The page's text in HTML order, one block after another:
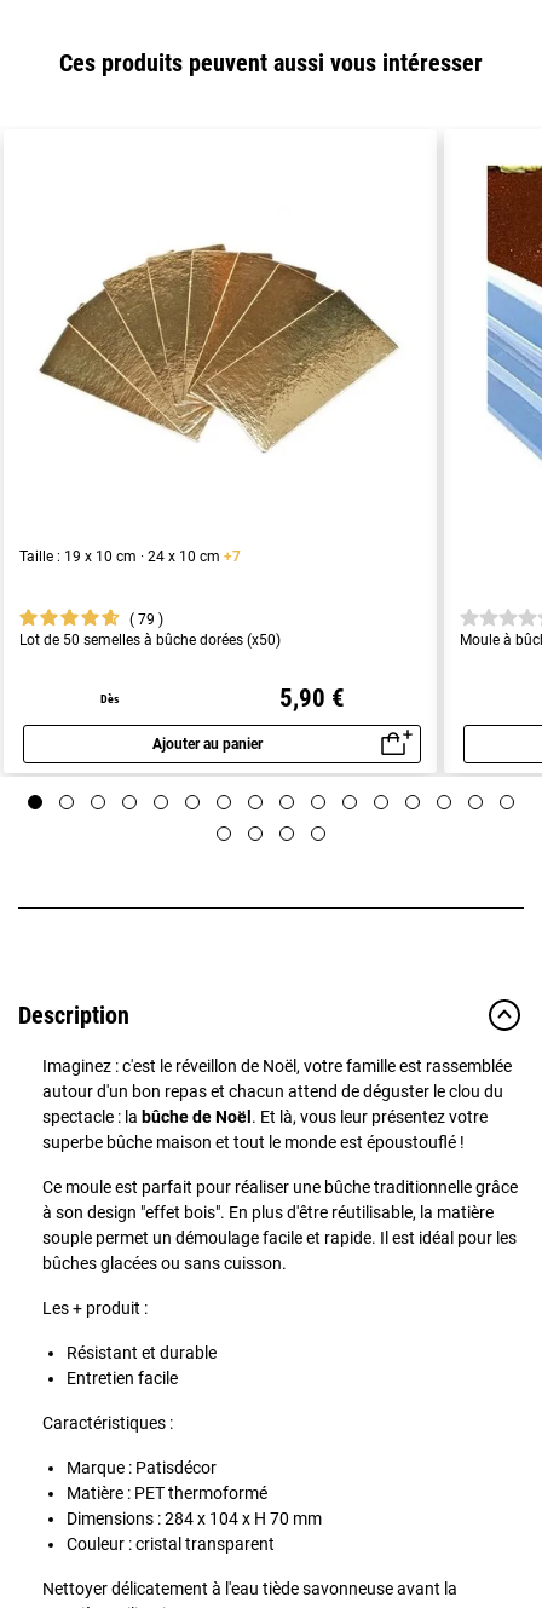
Ces produits peuvent aussi vous intéresser
Taille : 19 x 10 cm · 24 x 10 cm +7
79
Lot de 50 semelles à bûche dorées (x50)
Dès 5,90 €
Ajouter au panier
Aperçu rapide
Moule à
Description
Imaginez : c'est le réveillon de Noël, votre famille est rassemblée
autour d'un bon repas et chacun attend de déguster le clou du
spectacle : la bûche de Noël . Et là, vous leur présentez votre
superbe bûche maison et tout le monde est époustouflé !
Ce moule est parfait pour réaliser une bûche traditionnelle grâce
à son design "effet bois". En plus d'être réutilisable, la matière
souple permet un démoulage facile et rapide. Il est idéal pour les
bûches glacées ou sans cuisson.
Les + produit :
Résistant et durable
Entretien facile
Caractéristiques :
Marque : Patisdécor
Matière : PET thermoformé
Dimensions : 284 x 104 x H 70 mm
Couleur : cristal transparent
Nettoyer délicatement à l'eau tiède savonneuse avant la